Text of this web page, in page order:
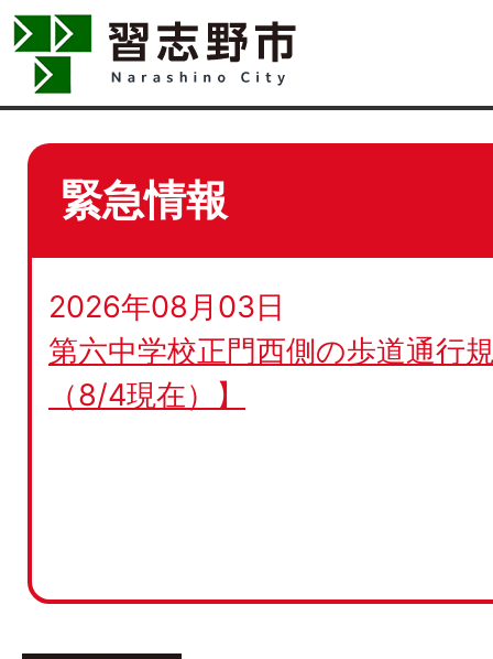
緊急情報
2026年08月03日
第六中学校正門西側の歩道通行
（8/4現在）】